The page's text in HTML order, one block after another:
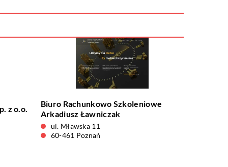
z o.o.
Biuro Rachunkowo Szkoleniowe
Arkadiusz Ławniczak
ul. Mławska 11
60-461 Poznań